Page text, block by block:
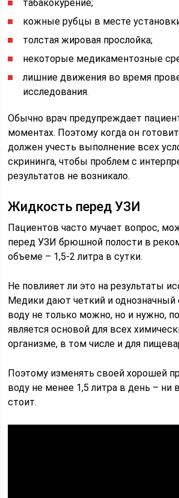
табакокурение;
кожные рубцы в месте
толстая жировая прослойка;
некоторые медикаментозные
лишние движения во время
исследования.
Обычно врач предупреждает
моментах. Поэтому когда он
должен учесть выполнение всех
скрининга, чтобы проблем с
результатов не возникало.
Жидкость перед УЗИ
Пациентов часто мучает вопрос,
перед УЗИ брюшной полости в
объеме – 1,5-2 литра в сутки.
Не повлияет ли это на результаты
Медики дают четкий и однозначный
воду не только можно, но и нужно,
является основой для всех
организме, в том числе и для
Поэтому изменять своей хорошей
воду не менее 1,5 литра в день – ни
стоит.